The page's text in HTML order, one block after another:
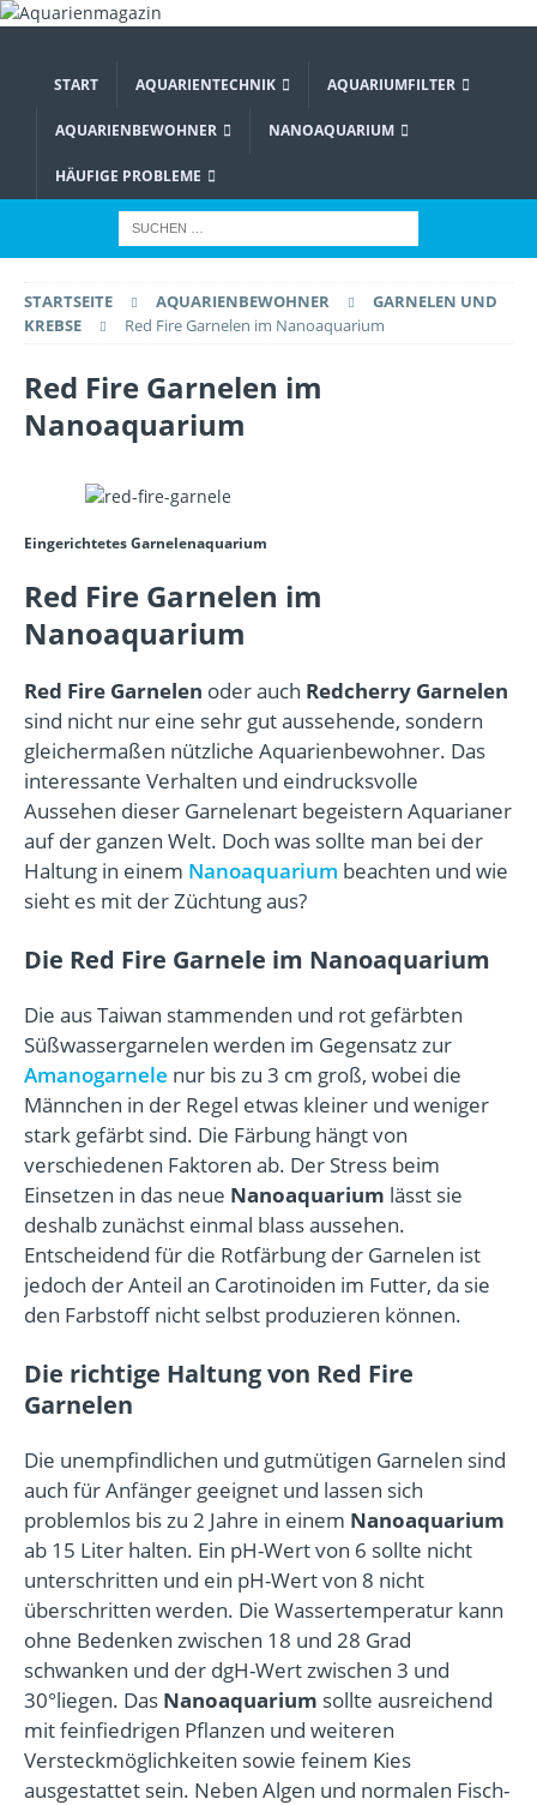
START AQUARIENTECHNIK AQUARIUMFILTER
AQUARIENBEWOHNER NANOAQUARIUM
HÄUFIGE PROBLEME
STARTSEITE AQUARIENBEWOHNER
GARNELEN UND
KREBSE
Red Fire Garnelen im Nanoaquarium
Red Fire Garnelen im
Nanoaquarium
Eingerichtetes Garnelenaquarium
Red Fire Garnelen im
Nanoaquarium
Red Fire Garnelen oder auch Redcherry Garnelen
sind nicht nur eine sehr gut aussehende, sondern
gleichermaßen nützliche Aquarienbewohner. Das
interessante Verhalten und eindrucksvolle
Aussehen dieser Garnelenart begeistern Aquarianer
auf der ganzen Welt. Doch was sollte man bei der
Haltung in einem Nanoaquarium beachten und wie
sieht es mit der Züchtung aus?
Die Red Fire Garnele im Nanoaquarium
Die aus Taiwan stammenden und rot gefärbten
Süßwassergarnelen werden im Gegensatz zur
Amanogarnele nur bis zu 3 cm groß, wobei die
Männchen in der Regel etwas kleiner und weniger
stark gefärbt sind. Die Färbung hängt von
verschiedenen Faktoren ab. Der Stress beim
Einsetzen in das neue Nanoaquarium lässt sie
deshalb zunächst einmal blass aussehen.
Entscheidend für die Rotfärbung der Garnelen ist
jedoch der Anteil an Carotinoiden im Futter, da sie
den Farbstoff nicht selbst produzieren können.
Die richtige Haltung von Red Fire
Garnelen
Die unempfindlichen und gutmütigen Garnelen sind
auch für Anfänger geeignet und lassen sich
problemlos bis zu 2 Jahre in einem Nanoaquarium
ab 15 Liter halten. Ein pH-Wert von 6 sollte nicht
unterschritten und ein pH-Wert von 8 nicht
überschritten werden. Die Wassertemperatur kann
ohne Bedenken zwischen 18 und 28 Grad
schwanken und der dgH-Wert zwischen 3 und
30°liegen. Das Nanoaquarium sollte ausreichend
mit feinfiedrigen Pflanzen und weiteren
Versteckmöglichkeiten sowie feinem Kies
ausgestattet sein. Neben Algen und normalen Fisch-